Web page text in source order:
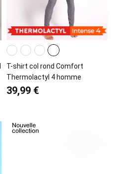
T-shirt col rond Comfort
Thermolactyl 4 homme
39,99 €